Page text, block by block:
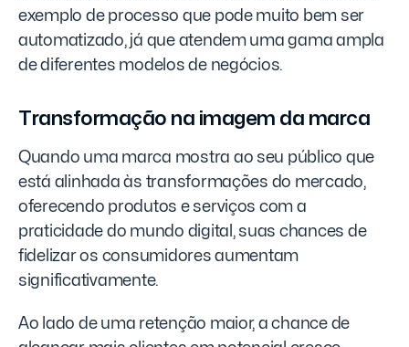
exemplo de processo que pode muito bem ser
automatizado, já que atendem uma gama ampla
de diferentes modelos de negócios.
Transformação na imagem da marca
Quando uma marca mostra ao seu público que
está alinhada às transformações do mercado,
oferecendo produtos e serviços com a
praticidade do mundo digital, suas chances de
fidelizar os consumidores aumentam
significativamente.
Ao lado de uma retenção maior, a chance de